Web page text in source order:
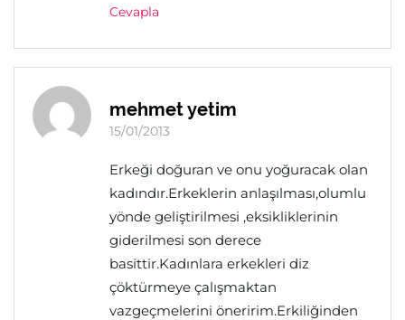
Cevapla
mehmet yetim
15/01/2013
Erkeği doğuran ve onu yoğuracak olan
kadındır.Erkeklerin anlaşılması,olumlu
yönde geliştirilmesi ,eksikliklerinin
giderilmesi son derece
basittir.Kadınlara erkekleri diz
çöktürmeye çalışmaktan
vazgeçmelerini öneririm.Erkiliğinden